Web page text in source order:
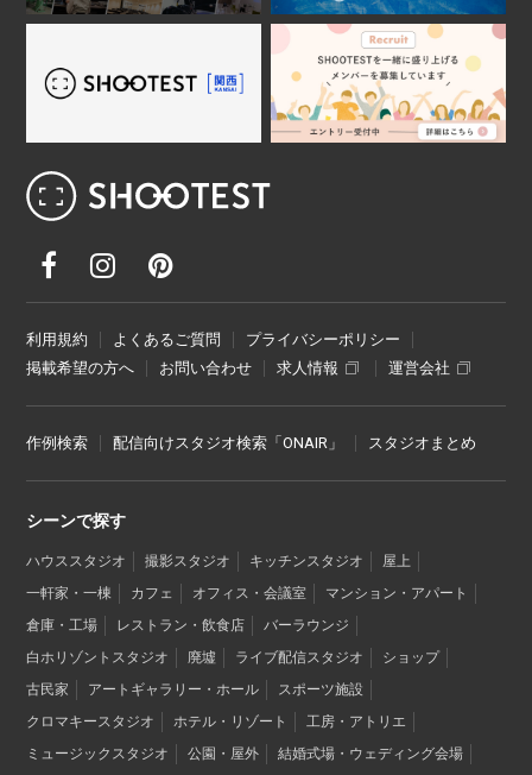
利用規約 よくあるご質問
プライバシーポリシー
掲載希望の方へ
お問い合わせ 求人情報 運営会社
作例検索 配信向けスタジオ検索「ONAIR」 スタジオまとめ
シーンで探す
ハウススタジオ 撮影スタジオ キッチンスタジオ
屋上
一軒家・一棟
カフェ オフィス・会議室
マンション・アパート
倉庫・工場
レストラン・飲食店
バーラウンジ
白ホリゾントスタジオ
廃墟 ライブ配信スタジオ
ショップ
古民家
アートギャラリー・ホール
スポーツ施設
クロマキースタジオ
ホテル・リゾート
工房・アトリエ
ミュージックスタジオ
公園・屋外
結婚式場・ウェディング会場